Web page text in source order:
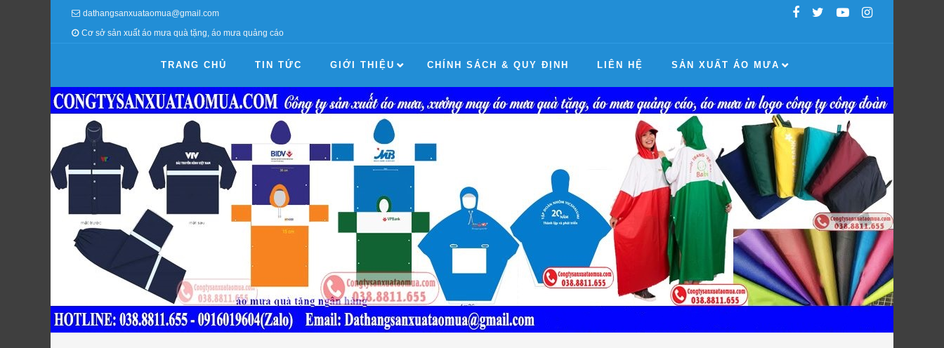
dathangsanxuataomua@gmail.com
Cơ sở sản xuất áo mưa quà tặng, áo mưa quảng cáo
TRANG CHỦ TIN TỨC GIỚI THIỆU CHÍNH SÁCH & QUY ĐỊNH LIÊN HỆ SẢN XUẤT ÁO MƯA